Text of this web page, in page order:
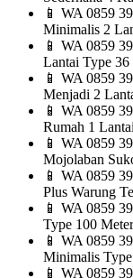
📱 WA 0859
Minimalis 2
📱 WA 0859
Lantai Type
📱 WA 0859
Menjadi 2
📱 WA 0859
Rumah 1
📱 WA 0859
Mojolaban
📱 WA 0859
Plus Warung
📱 WA 0859
Type 100
📱 WA 0859
Minimalis
📱 WA 0859